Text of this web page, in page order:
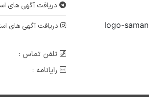
دریافت آگهی های
دریافت آگهی های
تلفن تماس :
رایانامه :